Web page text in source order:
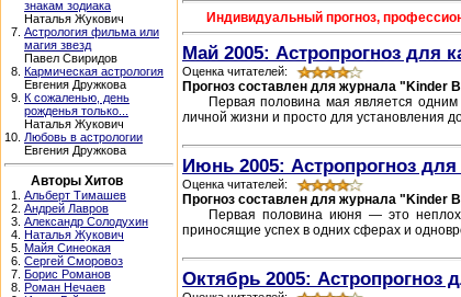
знакам зодиака
Наталья Жукович
7. Астрология фильма или
магия звезд
Павел Свиридов
8. Кармическая астрология
Евгения Дружкова
9. К сожаленью, день
рожденья только...
Наталья Жукович
10. Любовь в астрологии
Евгения Дружкова
Авторы Хитов
1. Альберт Тимашев
2. Андрей Лавров
3. Александр Солодухин
4. Наталья Жукович
5. Майя Синеокая
6. Сергей Сморовоз
7. Борис Романов
8. Роман Нечаев
Индивидуальный прогноз,
Май 2005: Астропрогноз для
Оценка читателей:
Прогноз составлен для журнала "Kinder
Первая половина мая является
личной жизни и просто для установления
Июнь 2005: Астропрогноз для
Оценка читателей:
Прогноз составлен для журнала "Kinder
Первая половина июня — это
приносящие успех в одних сферах и
Октябрь 2005: Астропрогноз